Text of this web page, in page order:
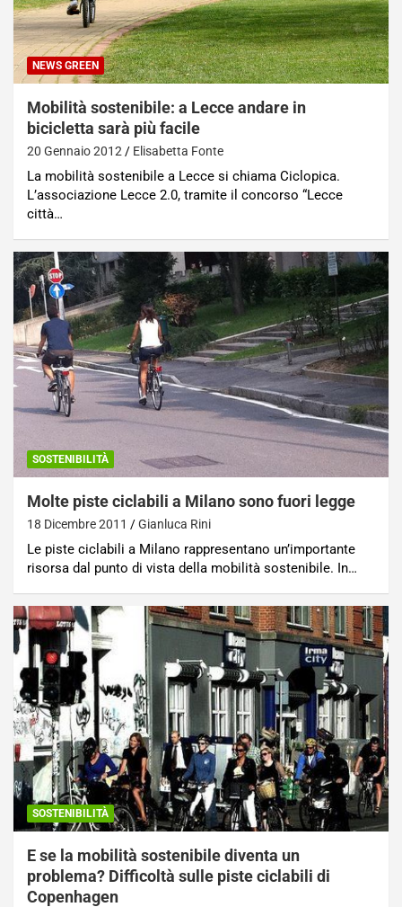
NEWS GREEN
Mobilità sostenibile: a Lecce andare in
bicicletta sarà più facile
20 Gennaio 2012 Elisabetta Fonte
La mobilità sostenibile a Lecce si chiama Ciclopica.
L’associazione Lecce 2.0, tramite il concorso “Lecce
città…
SOSTENIBILITÀ
Molte piste ciclabili a Milano sono fuori legge
18 Dicembre 2011 Gianluca Rini
Le piste ciclabili a Milano rappresentano un’importante
risorsa dal punto di vista della mobilità sostenibile. In…
SOSTENIBILITÀ
E se la mobilità sostenibile diventa un
problema? Difficoltà sulle piste ciclabili di
Copenhagen